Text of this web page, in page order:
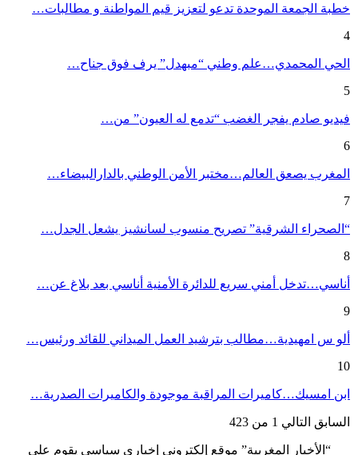
خطبة الجمعة الموحدة تدعو لتعزيز قيم المواطنة و مطالبات…
4
الحي المحمدي…علم وطني “مبهدل” يرف فوق جناح…
5
فيديو صادم يفجر الغضب “تدمع له العيون” من…
6
المغرب يصعق العالم…مختبر الأمن الوطني بالدارالبيضاء…
7
“الصحراء الشرقية” تصريح منسوب لسانشيز يشعل الجدل…
8
أناسي…تدخل أمني سريع للدائرة الأمنية أناسي بعد بلاغ عن…
9
ألو س امهيدية…مطالب بترشيد العمل الميداني للقائد ورئيس…
10
ابن امسيك…كاميرات المراقبة موجودة والكاميرات الصدرية…
السابق التالي 1 من 423
“الأخبار المغربية” موقع إلكتروني إخباري سياسي يقوم على